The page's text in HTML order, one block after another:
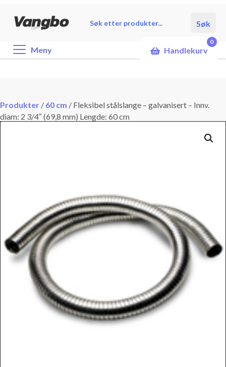
search
Søk
Meny Handlekurv
0
Produkter / 60 cm / Fleksibel stålslange – galvanisert – Innv.
diam: 2 3/4″ (69,8 mm) Lengde: 60 cm